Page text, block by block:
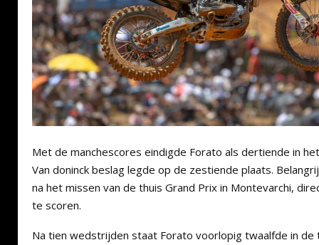
Met de manchescores eindigde Forato als dertiende in
Van doninck beslag legde op de zestiende plaats.
na het missen van de thuis Grand Prix in Montevarchi,
te scoren.
Na tien wedstrijden staat Forato voorlopig twaalfde in de